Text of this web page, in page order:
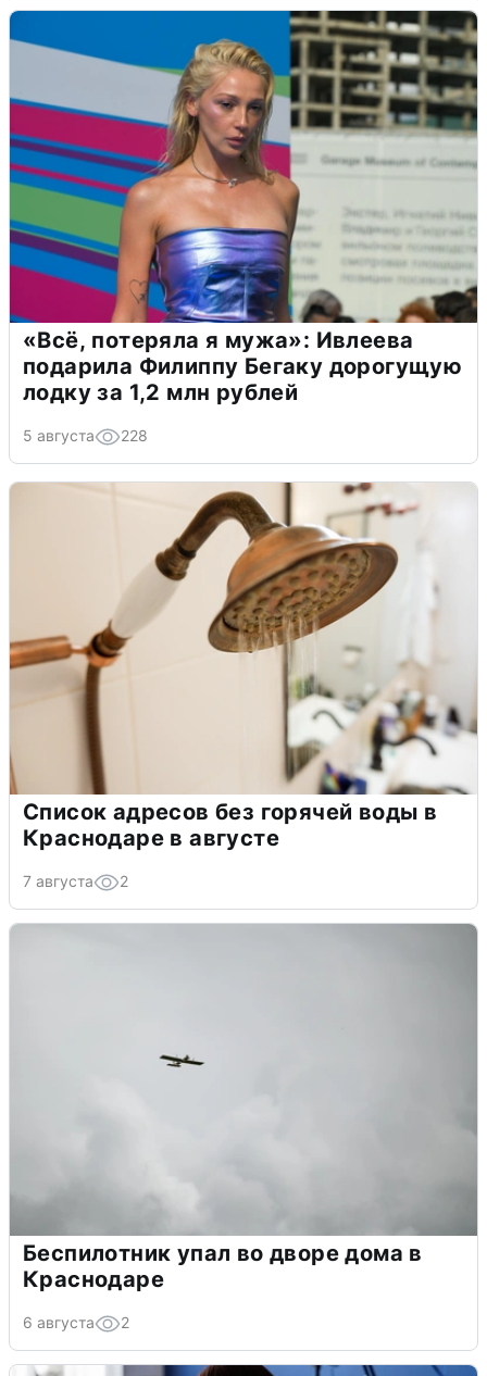
«Всё, потеряла я мужа»: Ивлеева
подарила Филиппу Бегаку дорогущую
лодку за 1,2 млн рублей
5 августа 228
Список адресов без горячей воды в
Краснодаре в августе
7 августа 2
Беспилотник упал во дворе дома в
Краснодаре
6 августа 2